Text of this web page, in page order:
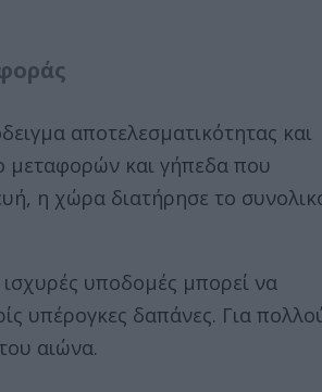
αποτελεσματικότητας και
μεταφορών και γήπεδα που
η χώρα διατήρησε το
υποδομές μπορεί να
υπέρογκες δαπάνες. Για
αιώνα.